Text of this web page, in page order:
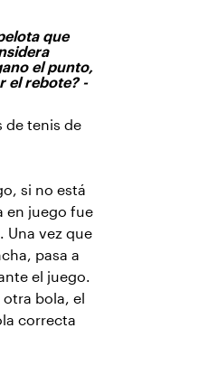
que
el punto,
el rebote? -
de tenis de
si no está
en juego fue
Una vez que
pasa a
el juego.
bola, el
correcta